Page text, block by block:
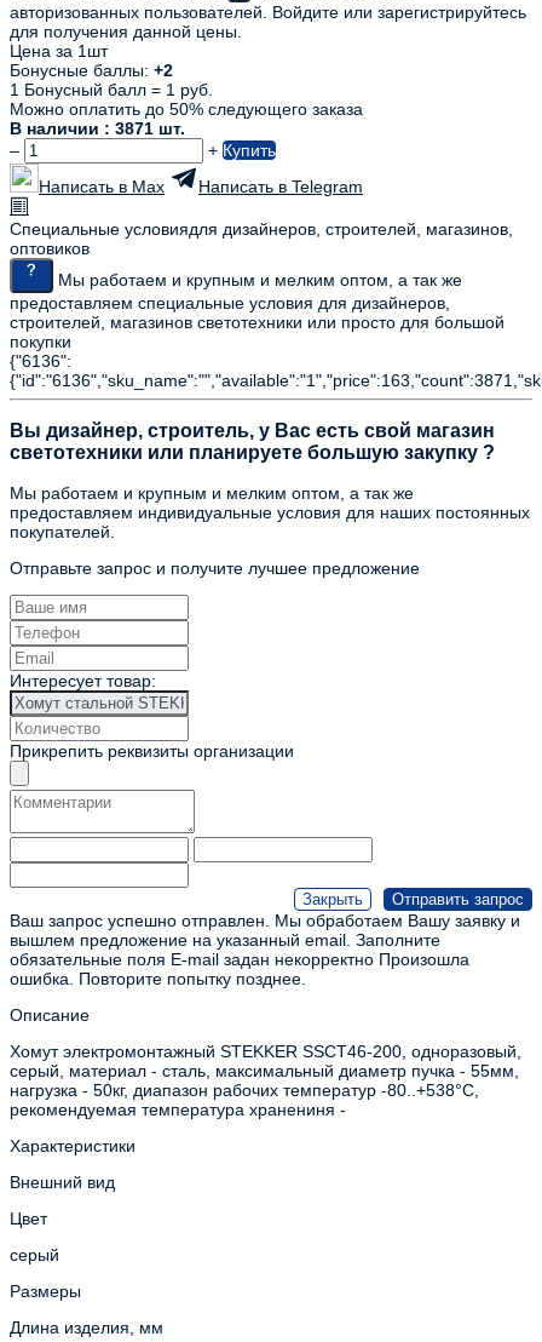
авторизованных пользователей. Войдите или зарегистрируйтесь
для получения данной цены.
Цена за 1шт
Бонусные баллы: +2
1 Бонусный балл = 1 руб.
Можно оплатить до 50% следующего заказа
В наличии : 3871 шт.
–
+ Купить
Написать в Max
Написать в Telegram
Специальные условиядля дизайнеров, строителей, магазинов,
оптовиков
Мы работаем и крупным и мелким оптом, а так же
предоставляем специальные условия для дизайнеров,
строителей, магазинов светотехники или просто для большой
покупки
{"6136":
Вы дизайнер, строитель, у Вас есть свой магазин
светотехники или планируете большую закупку ?
Мы работаем и крупным и мелким оптом, а так же
предоставляем индивидуальные условия для наших постоянных
покупателей.
Отправьте запрос и получите лучшее предложение
Интересует товар:
Прикрепить реквизиты организации
Ваш запрос успешно отправлен. Мы обработаем Вашу заявку и
вышлем предложение на указанный email. Заполните
обязательные поля E-mail задан некорректно Произошла
ошибка. Повторите попытку позднее.
Описание
Хомут электромонтажный STEKKER SSCT46-200, одноразовый,
серый, материал - сталь, максимальный диаметр пучка - 55мм,
нагрузка - 50кг, диапазон рабочих температур -80..+538°C,
рекомендуемая температура хранениня -
Характеристики
Внешний вид
Цвет
серый
Размеры
Длина изделия, мм